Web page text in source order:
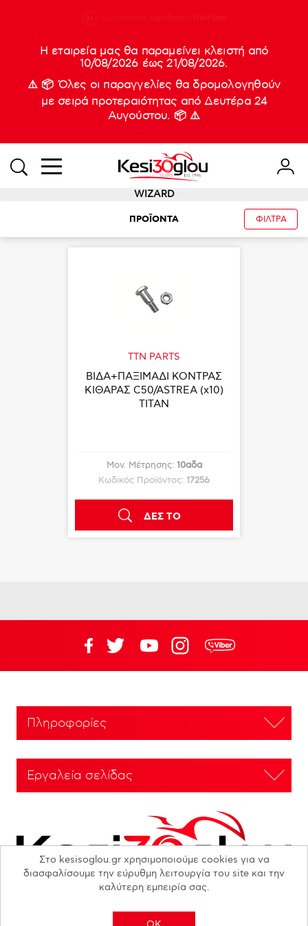
Η εταιρεία μας θα παραμείνει κλειστή από
10/08/2026 έως 21/08/2026.
⚠️ 📦 Όλες οι παραγγελίες θα δρομολογηθούν
με σειρά προτεραιότητας από Δευτέρα 24
Αυγούστου. 📦 ⚠️
WIZARD
ΠΡΟΪΟΝΤΑ ΦΙΛΤΡΑ
TTN PARTS
ΒΙΔA+ΠΑΞΙΜΑΔΙ ΚΟΝΤΡΑΣ
ΚΙΘΑΡΑΣ C50/ASTREA (x10)
TITAN
Μον. Μέτρησης: 10αδα
Κωδικός Προϊόντος: 17256
ΔΕΣ ΤΟ
Πληροφορίες
Εργαλεία σελίδας
Στο kesisoglou.gr χρησιμοποιούμε cookies για να
διασφαλίσουμε την εύρυθμη λειτουργία του site και την
καλύτερη εμπειρία σας.